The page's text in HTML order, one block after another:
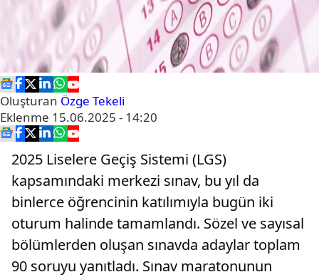
Oluşturan Özge Tekeli
Eklenme 15.06.2025 - 14:20
2025 Liselere Geçiş Sistemi (LGS)
kapsamındaki merkezi sınav, bu yıl da
binlerce öğrencinin katılımıyla bugün iki
oturum halinde tamamlandı. Sözel ve sayısal
bölümlerden oluşan sınavda adaylar toplam
90 soruyu yanıtladı. Sınav maratonunun